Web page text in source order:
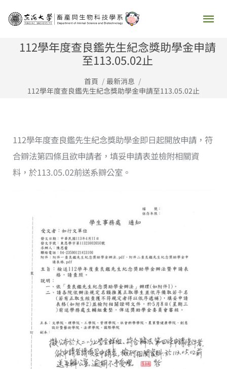
主
要
112學年度查良鑑先生紀念獎助學金申請
至113.05.02止
首頁
最新消息
112學年度查良鑑先生紀念獎助學金申請至113.05.02止
112學年度查良鑑先生紀念獎助學金即日起開放申請，符
合辧法第四條且欲申請者，填妥申請表並檢附相關資
料，於113.05.02前送系辧公室。